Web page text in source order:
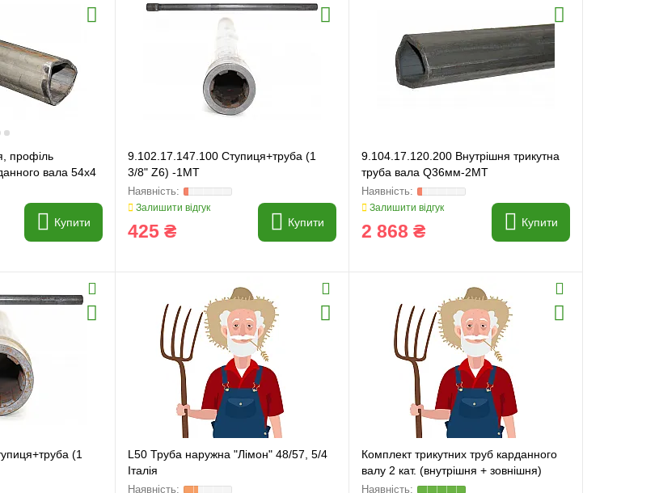
профіль
вала 54x4
Купити
9.102.17.147.100 Ступиця+труба (1
3/8" Z6) -1MT
Залишити відгук
425 ₴ Купити
9.104.17.120.200 Внутрішня трикутна
труба вала Q36мм-2МТ
Залишити відгук
2 868 ₴ Купити
(1
L50 Труба наружна "Лімон" 48/57, 5/4
Італія
Комплект трикутних труб карданного
валу 2 кат. (внутрішня + зовнішня)
29/36